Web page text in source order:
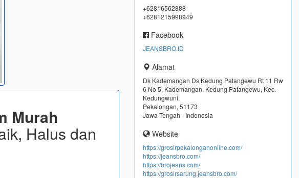
Murah
Halus dan
+62816562888
+6281215998949
Facebook
JEANSBRO.ID
Alamat
Dk Kademangan Ds Kedung Patangewu Rt 11 Rw
6 No 5, Kademangan, Kedung Patangewu, Kec.
Kedungwuni,
Pekalongan, 51173
Jawa Tengah - Indonesia
Website
https://grosirpekalonganonline.com/
https://jeansbro.com/
https://brojeans.com/
https://grosirsarung.jeansbro.com/